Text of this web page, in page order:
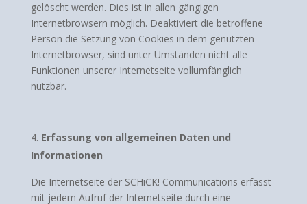
gelöscht werden. Dies ist in allen gängigen
Internetbrowsern möglich. Deaktiviert die betroffene
Person die Setzung von Cookies in dem genutzten
Internetbrowser, sind unter Umständen nicht alle
Funktionen unserer Internetseite vollumfänglich
nutzbar.
Erfassung von allgemeinen Daten und
Informationen
Die Internetseite der SCHiCK! Communications erfasst
mit jedem Aufruf der Internetseite durch eine